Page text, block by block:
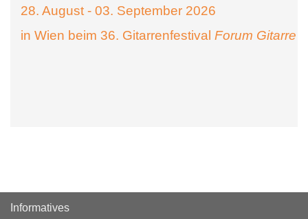
28. August - 03. September 2026
in Wien beim 36. Gitarrenfestival Forum Gitarre
Informatives